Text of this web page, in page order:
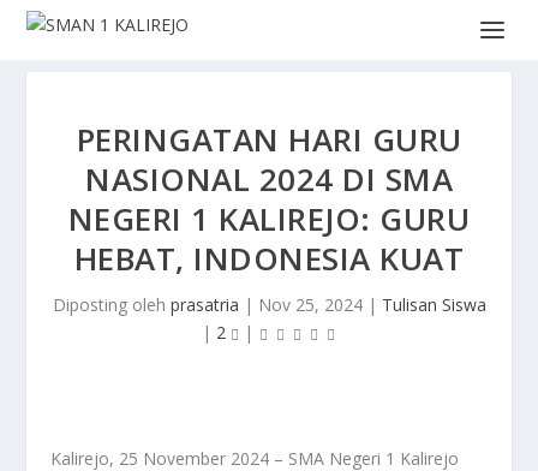
PERINGATAN HARI GURU
NASIONAL 2024 DI SMA
NEGERI 1 KALIREJO: GURU
HEBAT, INDONESIA KUAT
Diposting oleh prasatria | Nov 25, 2024| Tulisan Siswa
| 2 |
Kalirejo, 25 November 2024 – SMA Negeri 1 Kalirejo